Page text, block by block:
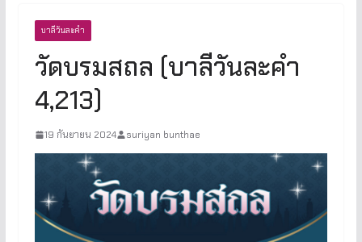
บาลีวันละคำ
วัดบรมสถล (บาลีวันละคำ
4,213)
19 กันยายน 2024 suriyan bunthae